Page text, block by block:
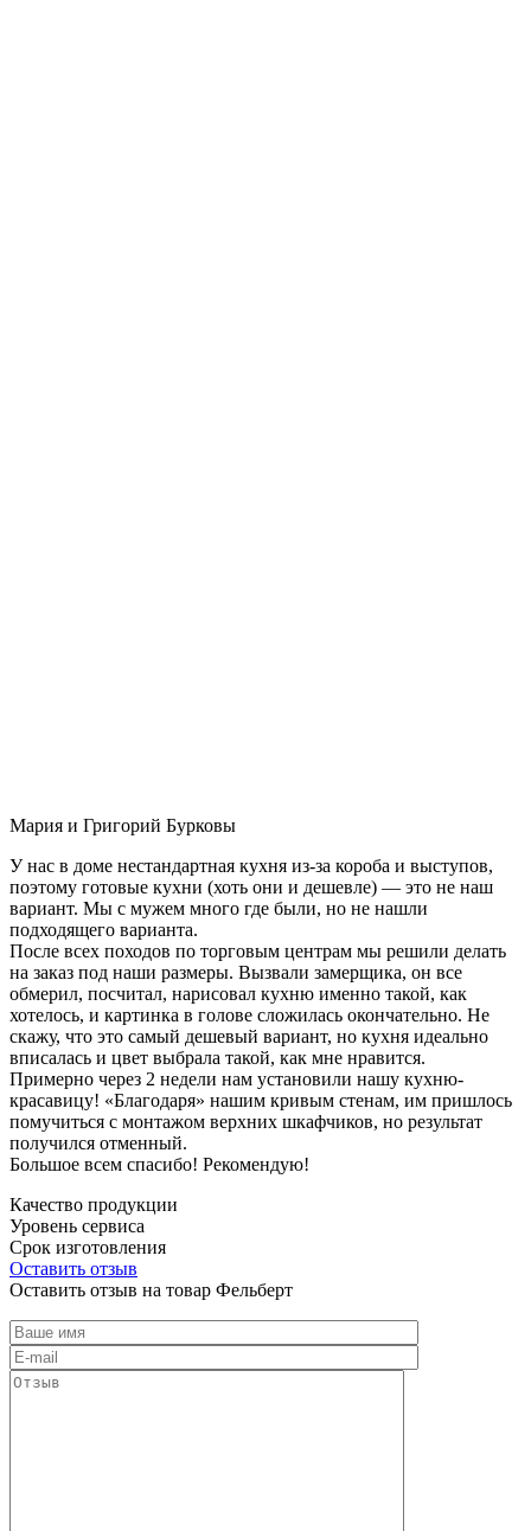
Мария и Григорий Бурковы
У нас в доме нестандартная кухня из-за короба и выступов,
поэтому готовые кухни (хоть они и дешевле) — это не наш
вариант. Мы с мужем много где были, но не нашли
подходящего варианта.
После всех походов по торговым центрам мы решили делать
на заказ под наши размеры. Вызвали замерщика, он все
обмерил, посчитал, нарисовал кухню именно такой, как
хотелось, и картинка в голове сложилась окончательно. Не
скажу, что это самый дешевый вариант, но кухня идеально
вписалась и цвет выбрала такой, как мне нравится.
Примерно через 2 недели нам установили нашу кухню-
красавицу! «Благодаря» нашим кривым стенам, им пришлось
помучиться с монтажом верхних шкафчиков, но результат
получился отменный.
Большое всем спасибо! Рекомендую!
Качество продукции
Уровень сервиса
Срок изготовления
Оставить отзыв
Оставить отзыв на товар Фельберт